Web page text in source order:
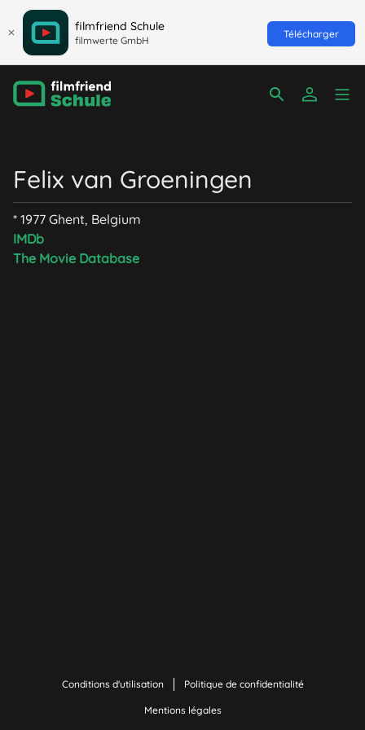
filmfriend Schule
filmwerte GmbH
Télécharger
Felix van Groeningen
* 1977 Ghent, Belgium
IMDb
The Movie Database
Conditions d'utilisation Politique de confidentialité
Mentions légales